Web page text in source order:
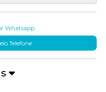
Whatsapp
Telefone